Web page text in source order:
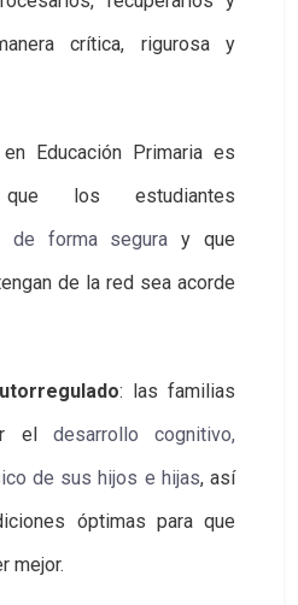
crítica, rigurosa y
Educación Primaria es
que los estudiantes
de forma segura y que
de la red sea acorde
: las familias
el desarrollo cognitivo,
de sus hijos e hijas, así
óptimas para que
mejor.